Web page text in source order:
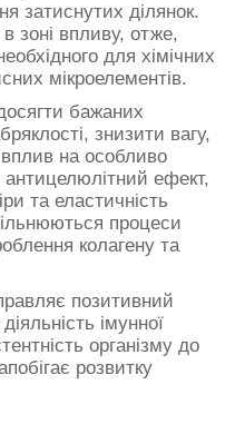
затиснутих ділянок.
зоні впливу, отже,
для хімічних
мікроелементів.
бажаних
знизити вагу,
вплив на особливо
антицелюлітний ефект,
та еластичність
процеси
колагену та
позитивний
імунної
організму до
розвитку